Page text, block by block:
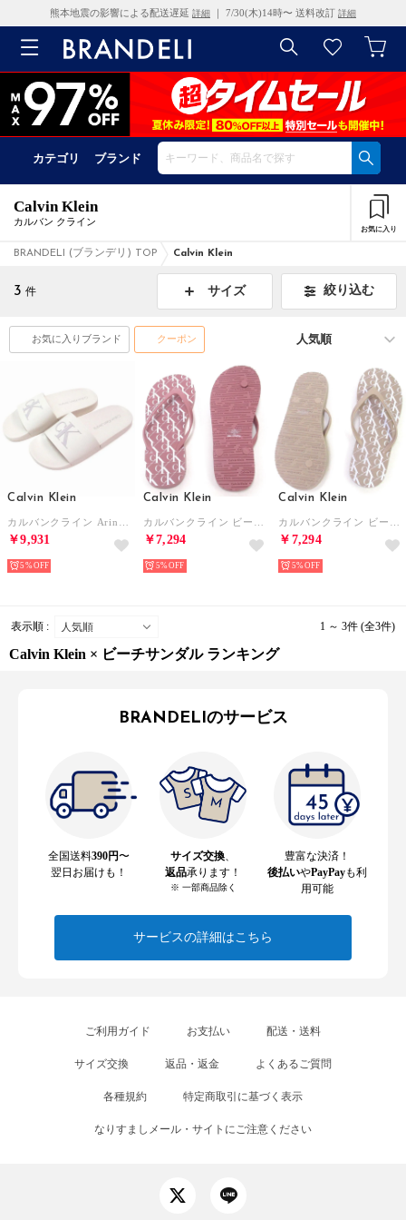
熊本地震の影響による配送遅延 詳細 ｜ 7/30(木)14時〜 送料改訂 詳細
カテゴリ ブランド
Calvin Klein
カルバン クライン
お気に入り
BRANDELI (ブランデリ) TOP Calvin Klein
3 件 サイズ 絞り込む
お気に入りブランド クーポン
Calvin Klein
￥9,931
5%
Calvin Klein
￥7,294
5%
Calvin Klein
￥7,294
5%
表示順 : 1 ～ 3件 (全3件)
Calvin Klein × ビーチサンダル ランキング
BRANDELIのサービス
全国送料390円〜
翌日お届けも！
サイズ交換
返品承ります！
※ 一部商品除く
豊富な決済！
後払いやPayPayも利
用可能
サービスの詳細はこちら
ご利用ガイド お支払い 配送・送料
サイズ交換 返品・返金 よくあるご質問
各種規約 特定商取引に基づく表示
なりすましメール・サイトにご注意ください